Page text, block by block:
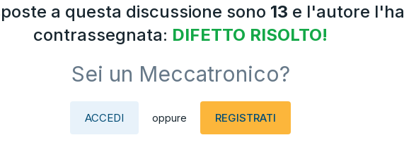
a questa discussione sono 13 e l'autore l'ha
contrassegnata: DIFETTO RISOLTO!
Sei un Meccatronico?
ACCEDI oppure REGISTRATI